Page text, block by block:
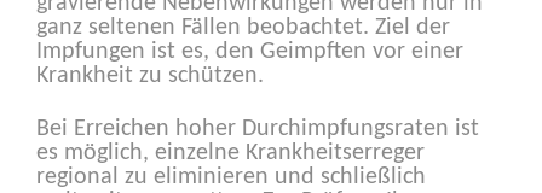
ganz seltenen Fällen beobachtet. Ziel der
Impfungen ist es, den Geimpften vor einer
Krankheit zu schützen.
Bei Erreichen hoher Durchimpfungsraten ist
es möglich, einzelne Krankheitserreger
regional zu eliminieren und schließlich